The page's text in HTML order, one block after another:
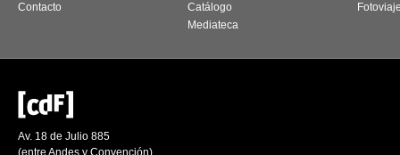
Contacto
Catálogo
Mediateca
Av. 18 de Julio 885
(entre Andes y Convención)